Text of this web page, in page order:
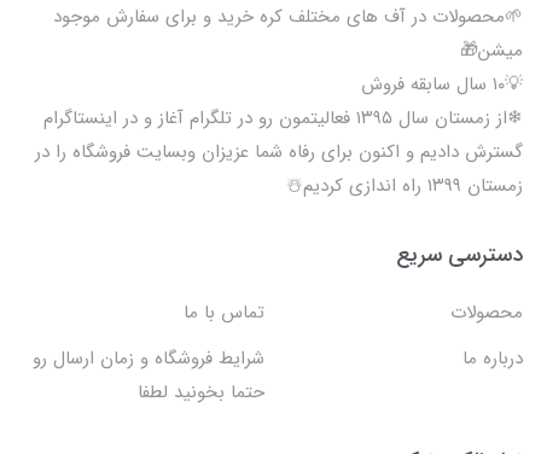
🌱محصولات در آف های مختلف کره خرید و برای سفارش موجود
میشن🎁
💡۱۰ سال سابقه فروش
❄از زمستان سال ۱۳۹۵ فعالیتمون رو در تلگرام آغاز و در اینستاگرام
گسترش دادیم و اکنون برای رفاه شما عزیزان وبسایت فروشگاه را در
زمستان ۱۳۹۹ راه اندازی کردیم☃️
دسترسی سریع
محصولات
تماس با ما
درباره ما
شرایط فروشگاه و زمان ارسال رو
حتما بخونید لطفا